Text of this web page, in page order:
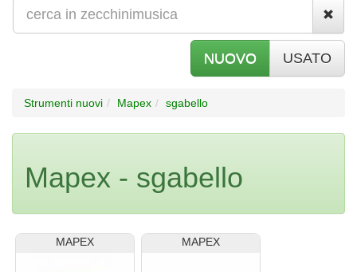
NUOVO USATO
Strumenti nuovi Mapex sgabello
Mapex - sgabello
MAPEX MAPEX